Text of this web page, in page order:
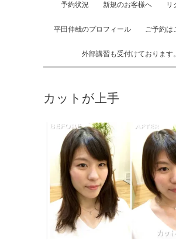
予約状況 新規のお客様へ リ
平田伸哉のプロフィール ご予約は
外部講習も受付けております。
カットが上手